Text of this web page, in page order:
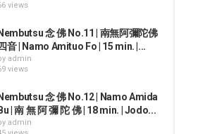
(南 無 阿 彌 陀 佛), is the Great Practice
as an easy means for ordinary foolish
(念 佛) is the essence of Amida's
pledge, to save all suffering beings.
views
Nembutsu 念 佛 No.11 | 南無阿彌陀佛
四音 | Namo Amituo Fo | 15 min. |...
admin
views
念 佛 No.12 | Namo Amida
| 南 無 阿 彌 陀 佛 | 18 min. | Jodo...
admin